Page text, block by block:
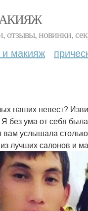
новинки,
и макияж
наших невест?
без ума от себя
вам услышала
лучших салонов и